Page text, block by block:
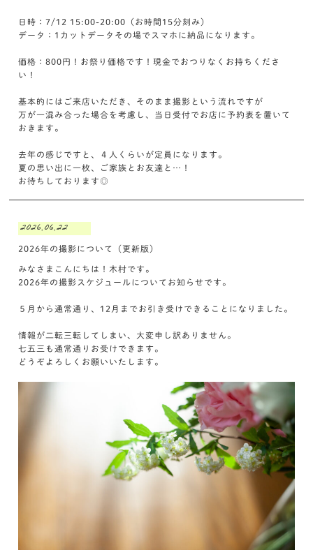
日時：7/12 15:00-20:00（お時間15分刻み）
データ：1カットデータその場でスマホに納品になります。
価格：800円！お祭り価格です！現金でおつりなくお持ちくださ
い！
基本的にはご来店いただき、そのまま撮影という流れですが
万が一混み合った場合を考慮し、当日受付でお店に予約表を置いて
おきます。
去年の感じですと、４人くらいが定員になります。
夏の思い出に一枚、ご家族とお友達と…！
お待ちしております◎
2026.06.22
2026年の撮影について（更新版）
みなさまこんにちは！木村です。
2026年の撮影スケジュールについてお知らせです。
５月から通常通り、12月までお引き受けできることになりました。
情報が二転三転してしまい、大変申し訳ありません。
七五三も通常通りお受けできます。
どうぞよろしくお願いいたします。